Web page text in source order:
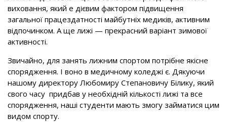
виховання, який е ді­євим фактором підвищення
загальної працездатності майбутніх медиків, ак­тивним
відпочинком. А ще лижі — пре­красний варіант зимової
активності.
Звичайно, для занять лижним спор­том потрібне якісне
спорядження. І воно в медичному коледжі є. Дякуючи
нашому директору Любомиру Степано­вичу Білику, який
свого часу придбав у необхідній кількості лижі та все
спорядження, наші студенти мають змогу займатися цим
видом спорту.